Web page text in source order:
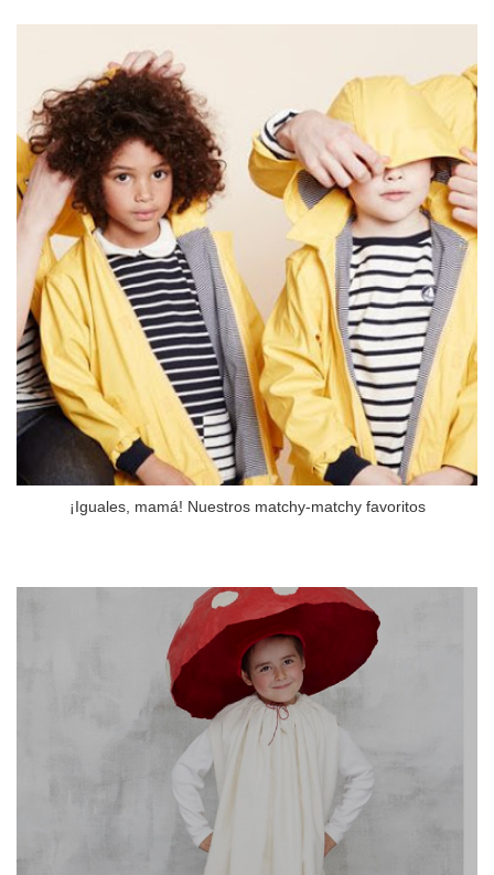
¡Iguales, mamá! Nuestros matchy-matchy favoritos